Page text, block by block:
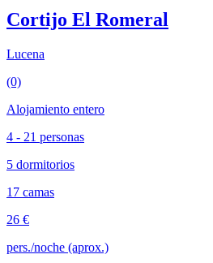
Cortijo El Romeral
Lucena
(0)
Alojamiento entero
4 - 21 personas
5 dormitorios
17 camas
26 €
pers./noche (aprox.)